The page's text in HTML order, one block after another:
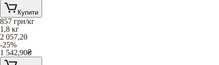
Купити
857 грн/кг
1,8 кг
2 057,20
-25%
1 542,90₴